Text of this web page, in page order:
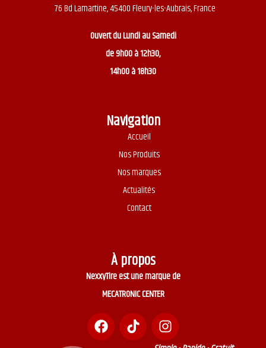
76 Bd Lamartine, 45400 Fleury-les-Aubrais, France
Ouvert duLundi au Samedi
de 9h00 à 12h30,
14h00 à 18h30
Navigation
Accueil
Nos Produits
Nos marques
Actualités
Contact
À propos
NexxyTire est une marque de
MECATRONIC CENTER